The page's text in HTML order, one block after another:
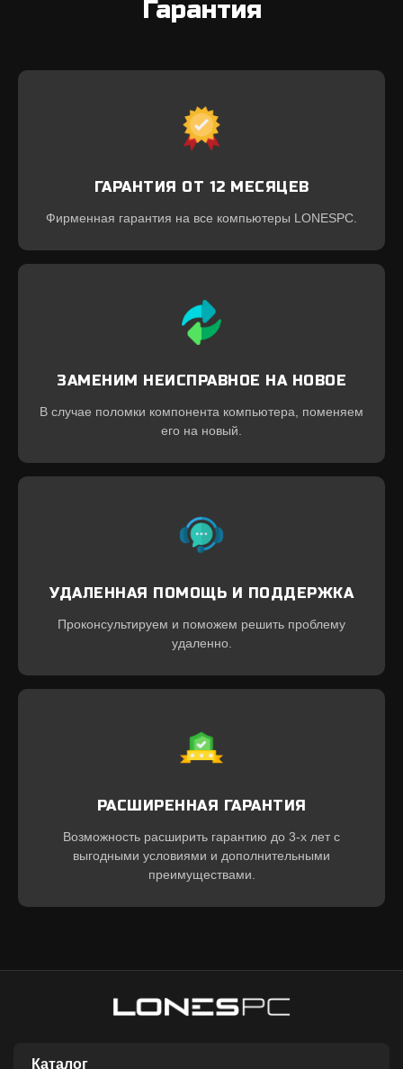
Гарантия
ГАРАНТИЯ ОТ 12 МЕСЯЦЕВ
Фирменная гарантия на все компьютеры LONESPC.
ЗАМЕНИМ НЕИСПРАВНОЕ НА НОВОЕ
В случае поломки компонента компьютера, поменяем
его на новый.
УДАЛЕННАЯ ПОМОЩЬ И ПОДДЕРЖКА
Проконсультируем и поможем решить проблему
удаленно.
РАСШИРЕННАЯ ГАРАНТИЯ
Возможность расширить гарантию до 3-х лет с
выгодными условиями и дополнительными
преимуществами.
Каталог